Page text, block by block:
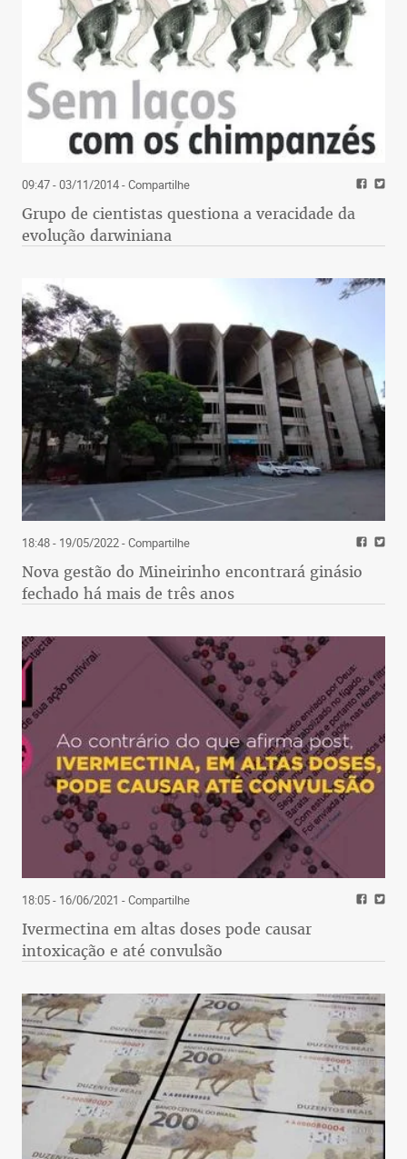
09:47 - 03/11/2014- Compartilhe
Grupo de cientistas questiona a veracidade da
evolução darwiniana
18:48 - 19/05/2022- Compartilhe
Nova gestão do Mineirinho encontrará ginásio
fechado há mais de três anos
18:05 - 16/06/2021 - Compartilhe
Ivermectina em altas doses pode causar
intoxicação e até convulsão